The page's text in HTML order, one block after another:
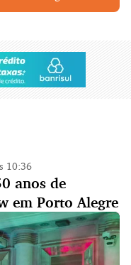
10:36
anos de
em Porto Alegre